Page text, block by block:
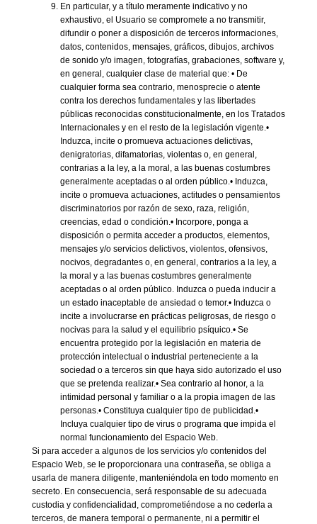
En particular, y a título meramente indicativo y no
exhaustivo, el Usuario se compromete a no transmitir,
difundir o poner a disposición de terceros informaciones,
datos, contenidos, mensajes, gráficos, dibujos, archivos
de sonido y/o imagen, fotografías, grabaciones, software y,
en general, cualquier clase de material que: • De
cualquier forma sea contrario, menosprecie o atente
contra los derechos fundamentales y las libertades
públicas reconocidas constitucionalmente, en los Tratados
Internacionales y en el resto de la legislación vigente.•
Induzca, incite o promueva actuaciones delictivas,
denigratorias, difamatorias, violentas o, en general,
contrarias a la ley, a la moral, a las buenas costumbres
generalmente aceptadas o al orden público.• Induzca,
incite o promueva actuaciones, actitudes o pensamientos
discriminatorios por razón de sexo, raza, religión,
creencias, edad o condición.• Incorpore, ponga a
disposición o permita acceder a productos, elementos,
mensajes y/o servicios delictivos, violentos, ofensivos,
nocivos, degradantes o, en general, contrarios a la ley, a
la moral y a las buenas costumbres generalmente
aceptadas o al orden público. Induzca o pueda inducir a
un estado inaceptable de ansiedad o temor.• Induzca o
incite a involucrarse en prácticas peligrosas, de riesgo o
nocivas para la salud y el equilibrio psíquico.• Se
encuentra protegido por la legislación en materia de
protección intelectual o industrial perteneciente a la
sociedad o a terceros sin que haya sido autorizado el uso
que se pretenda realizar.• Sea contrario al honor, a la
intimidad personal y familiar o a la propia imagen de las
personas.• Constituya cualquier tipo de publicidad.•
Incluya cualquier tipo de virus o programa que impida el
normal funcionamiento del Espacio Web.
Si para acceder a algunos de los servicios y/o contenidos del
Espacio Web, se le proporcionara una contraseña, se obliga a
usarla de manera diligente, manteniéndola en todo momento en
secreto. En consecuencia, será responsable de su adecuada
custodia y confidencialidad, comprometiéndose a no cederla a
terceros, de manera temporal o permanente, ni a permitir el